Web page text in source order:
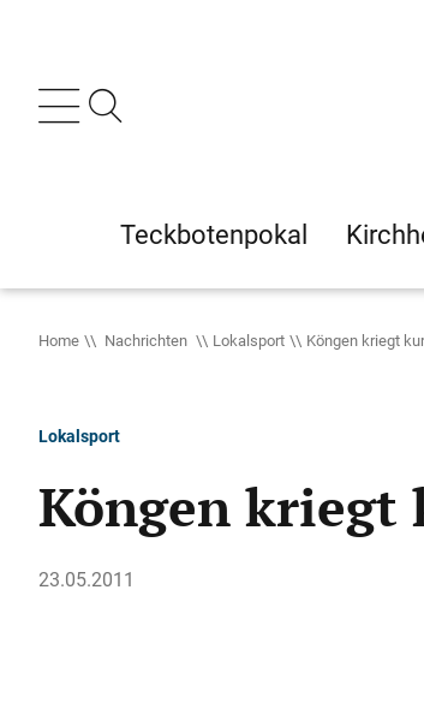
Teckbotenpokal
Home Nachrichten Lokalsport Köngen kriegt
Lokalsport
Köngen kriegt
23.05.2011